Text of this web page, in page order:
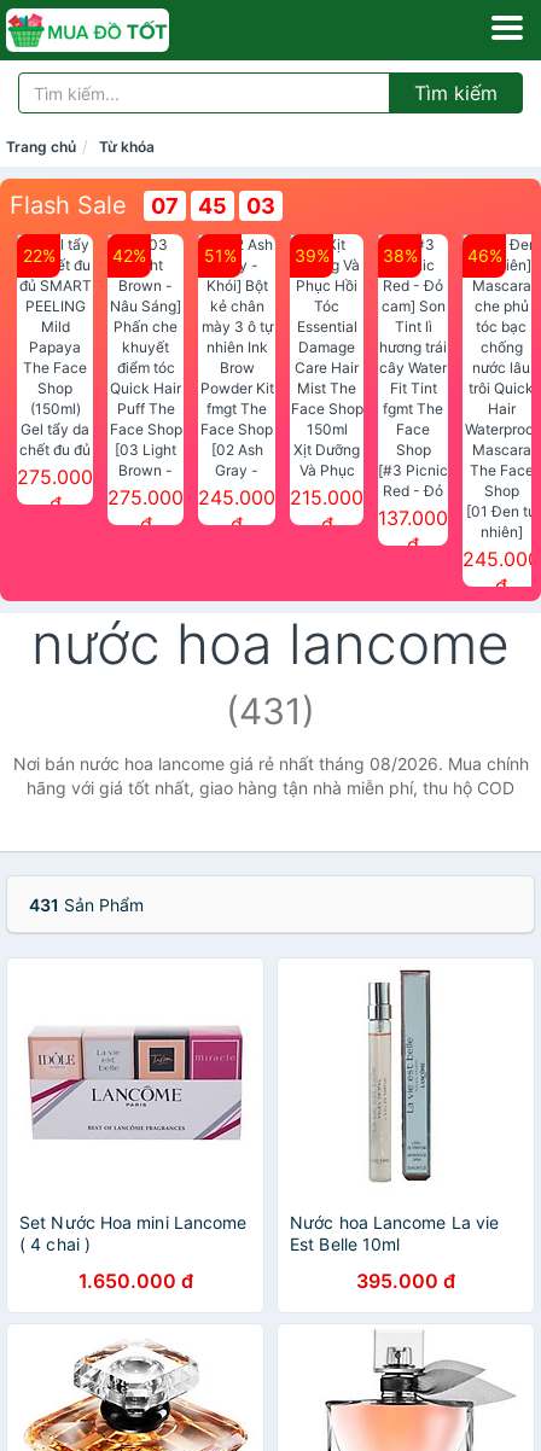
Tìm kiếm
Trang chủ Từ khóa
Flash Sale 07 45 02
22%
Gel tẩy da
chết đu đủ
SMART
PEELING
275.000
đ
42%
[03 Light
Brown -
Nâu Sáng]
Phấn che
275.000
đ
51%
[02 Ash
Gray -
Khói] Bột
kẻ chân
Face Shop
245.000
đ
39%
Xịt Dưỡng
Và Phục
Hồi Tóc
Essential
215.000
đ
38%
[#3 Picnic
Red - Đỏ
cam] Son
Face
Shop
137.000
đ
46%
[01 Đen tự
nhiên]
Mascara
che phủ
nước lâu
trôi Quick
Shop
245.000
đ
nước hoa lancome
(431)
Nơi bán nước hoa lancome giá rẻ nhất tháng 08/2026. Mua chính
hãng với giá tốt nhất, giao hàng tận nhà miễn phí, thu hộ COD
431 Sản Phẩm
Set Nước Hoa mini Lancome
( 4 chai )
1.650.000 đ
Nước hoa Lancome La vie
Est Belle 10ml
395.000 đ